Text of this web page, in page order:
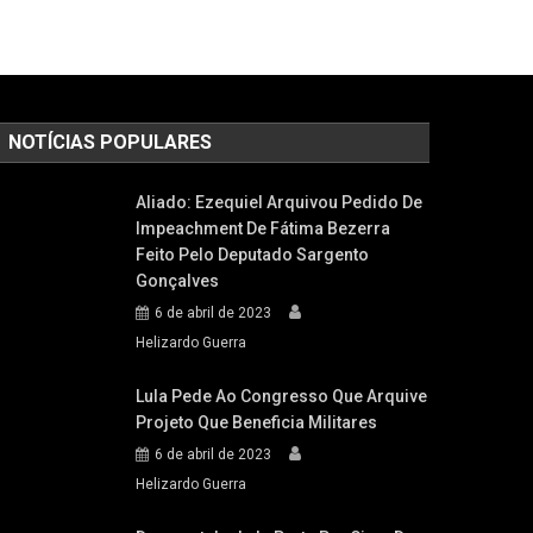
NOTÍCIAS POPULARES
Aliado: Ezequiel Arquivou Pedido De
Impeachment De Fátima Bezerra
Feito Pelo Deputado Sargento
Gonçalves
6 de abril de 2023
Helizardo Guerra
Lula Pede Ao Congresso Que Arquive
Projeto Que Beneficia Militares
6 de abril de 2023
Helizardo Guerra